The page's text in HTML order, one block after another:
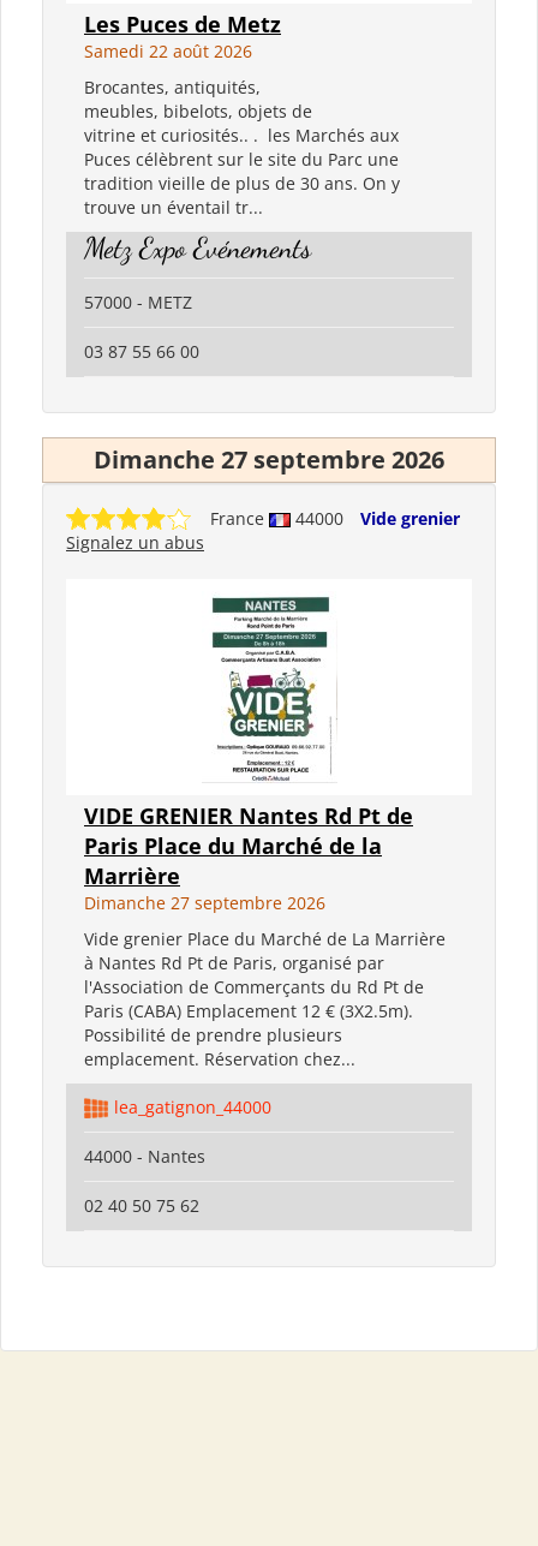
Les Puces de Metz
Samedi 22 août 2026
Brocantes, antiquités,
meubles, bibelots, objets de
vitrine et curiosités.. . les Marchés aux
Puces célèbrent sur le site du Parc une
tradition vieille de plus de 30 ans. On y
trouve un éventail tr...
Metz Expo Evénements
57000 - METZ
03 87 55 66 00
Dimanche 27 septembre 2026
France 44000
Vide grenier
Signalez un abus
VIDE GRENIER Nantes Rd Pt de
Paris Place du Marché de la
Marrière
Dimanche 27 septembre 2026
Vide grenier Place du Marché de La Marrière
à Nantes Rd Pt de Paris, organisé par
l'Association de Commerçants du Rd Pt de
Paris (CABA) Emplacement 12 € (3X2.5m).
Possibilité de prendre plusieurs
emplacement. Réservation chez...
lea_gatignon_44000
44000 - Nantes
02 40 50 75 62